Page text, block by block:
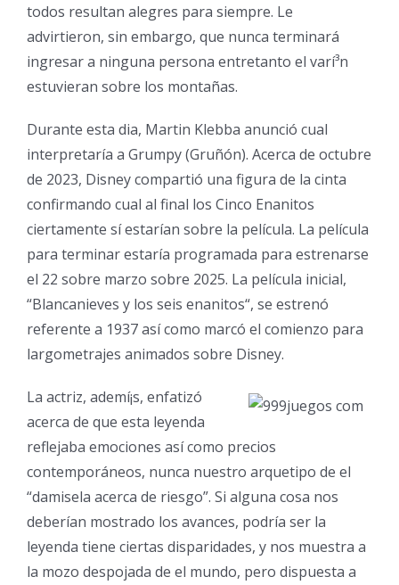
todos resultan alegres para siempre. Le
advirtieron, sin embargo, que nunca terminará
ingresar a ninguna persona entretanto el varí³n
estuvieran sobre los montañas.
Durante esta dia, Martin Klebba anunció cual
interpretaría a Grumpy (Gruñón). Acerca de octubre
de 2023, Disney compartió una figura de la cinta
confirmando cual al final los Cinco Enanitos
ciertamente sí estarían sobre la película. La película
para terminar estaría programada para estrenarse
el 22 sobre marzo sobre 2025. La película inicial,
“Blancanieves y los seis enanitos“, se estrenó
referente a 1937 así­ como marcó el comienzo para
largometrajes animados sobre Disney.
La actriz, ademí¡s, enfatizó
acerca de que esta leyenda
reflejaba emociones así­ como precios
contemporáneos, nunca nuestro arquetipo de el
“damisela acerca de riesgo”. Si alguna cosa nos
deberían mostrado los avances, podrí­a ser la
leyenda tiene ciertas disparidades, y nos muestra a
la mozo despojada de el mundo, pero dispuesta a